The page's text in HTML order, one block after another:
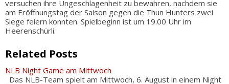
versuchen ihre Ungeschlagenheit zu bewahren, nachdem sie
am Eröffnungstag der Saison gegen die Thun Hunters zwei
Siege feiern konnten. Spielbeginn ist um 19.00 Uhr im
Heerenschürli.
Related Posts
NLB Night Game am Mittwoch
Das NLB-Team spielt am Mittwoch, 6. August in einem Night